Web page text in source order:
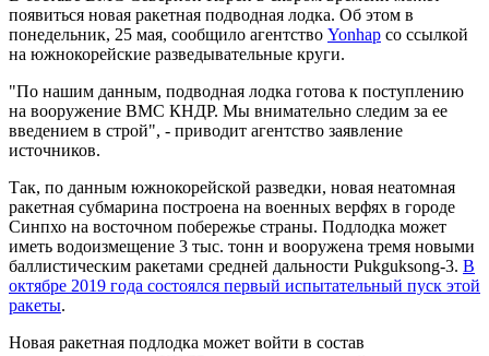
появиться новая ракетная подводная лодка. Об этом в
понедельник, 25 мая, сообщило агентство Yonhap со ссылкой
на южнокорейские разведывательные круги.
"По нашим данным, подводная лодка готова к поступлению
на вооружение ВМС КНДР. Мы внимательно следим за ее
введением в строй", - приводит агентство заявление
источников.
Так, по данным южнокорейской разведки, новая неатомная
ракетная субмарина построена на военных верфях в городе
Синпхо на восточном побережье страны. Подлодка может
иметь водоизмещение 3 тыс. тонн и вооружена тремя новыми
баллистическим ракетами средней дальности Pukguksong-3. В
октябре 2019 года состоялся первый испытательный пуск этой
ракеты.
Новая ракетная подлодка может войти в состав